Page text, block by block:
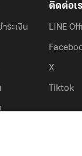
ระเงิน
ติดต่อเ
LINE
X
Tiktok
นาประสบการณ์ของ ผู้ใช้ให้